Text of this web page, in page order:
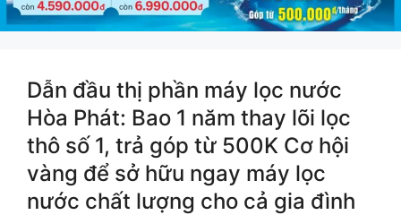
Dẫn đầu thị phần máy lọc nước
Hòa Phát: Bao 1 năm thay lõi lọc
thô số 1, trả góp từ 500K Cơ hội
vàng để sở hữu ngay máy lọc
nước chất lượng cho cả gia đình